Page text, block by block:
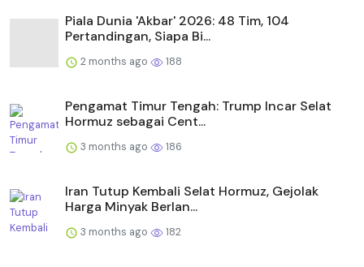
Piala Dunia 'Akbar' 2026: 48 Tim, 104
Pertandingan, Siapa Bi...
2 months ago 188
Pengamat Timur Tengah: Trump Incar Selat
Hormuz sebagai Cent...
3 months ago 186
Iran Tutup Kembali Selat Hormuz, Gejolak
Harga Minyak Berlan...
3 months ago 182